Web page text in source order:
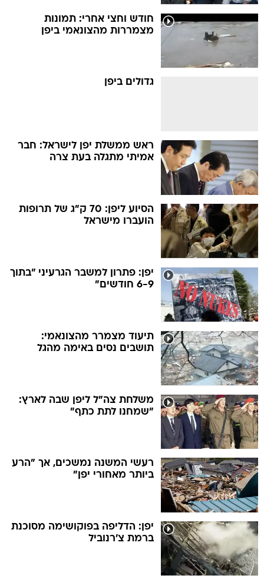
חודש וחצי אחרי: תמונות
מצמררות מהצונאמי ביפן
גדולים ביפן
ראש ממשלת יפן לישראל: חבר
אמיתי מתגלה בעת צרה
הסיוע ליפן: 70 ק"ג של תרופות
הועברו מישראל
יפן: פתרון למשבר הגרעיני "בתוך
6-9 חודשים"
תיעוד מצמרר מהצונאמי:
תושבים נסים באימה מהגל
משלחת צה"ל ליפן שבה לארץ:
"שמחנו לתת כתף"
רעשי המשנה נמשכים, אך "הרע
ביותר מאחורי יפן"
יפן: הדליפה בפוקושימה מסוכנת
ברמת צ'רנוביל